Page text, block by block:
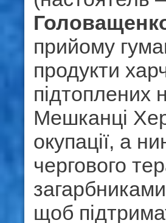
прийому
продукти
підтоплених
Мешканці
окупації, а
чергового
щоб